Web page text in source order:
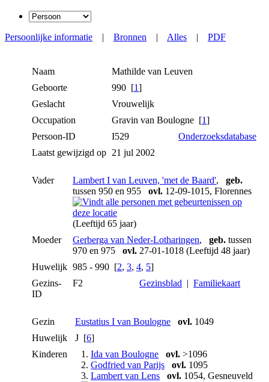
Persoonlijke informatie | Bronnen | Alles | PDF
Naam Mathilde van Leuven
Geboorte
990 [1]
Geslacht
Vrouwelijk
Occupation
Gravin van Boulogne [1]
Persoon-ID
I529
Onderzoeksdatabase
Laatst gewijzigd op 21 jul 2002
Vader Lambert I van Leuven, 'met de Baard', geb.
tussen 950 en 955 ovl. 12-09-1015, Florennes
(Leeftijd 65 jaar)
Moeder
Gerberga van Neder-Lotharingen, geb. tussen
970 en 975 ovl. 27-01-1018 (Leeftijd 48 jaar)
Huwelijk 985 - 990 [2, 3, 4, 5]
Gezins-
ID
F2 Gezinsblad | Familiekaart
Gezin Eustatius I van Boulogne ovl. 1049
Huwelijk
J [6]
Kinderen
1. Ida van Boulogne ovl. >1096
2. Godfried van Parijs ovl. 1095
3. Lambert van Lens ovl. 1054, Gesneuveld